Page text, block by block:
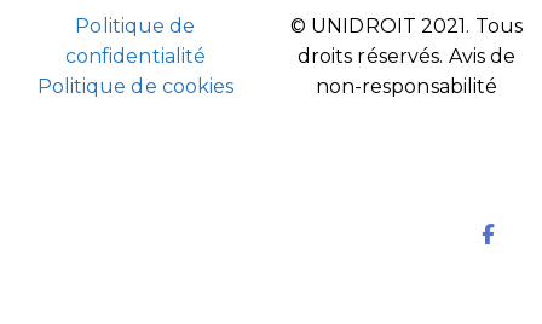
Politique de
confidentialité
Politique de cookies
© UNIDROIT 2021. Tous
droits réservés. Avis de
non-responsabilité